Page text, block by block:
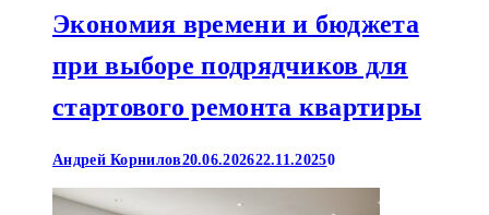
Экономия времени и бюджета
при выборе подрядчиков для
стартового ремонта квартиры
Андрей Корнилов20.06.202622.11.20250